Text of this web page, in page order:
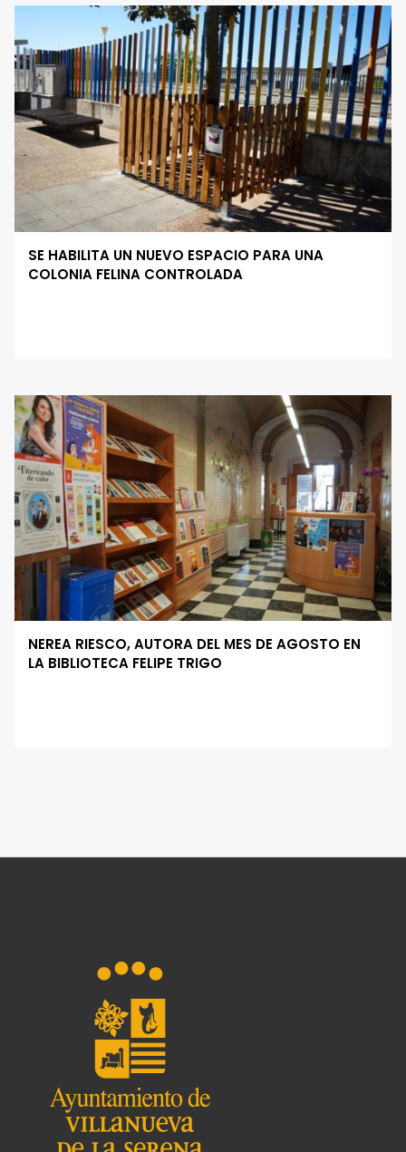
SE HABILITA UN NUEVO ESPACIO PARA UNA
COLONIA FELINA CONTROLADA
NEREA RIESCO, AUTORA DEL MES DE AGOSTO EN
LA BIBLIOTECA FELIPE TRIGO